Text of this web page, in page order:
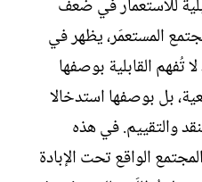
للاستعمار في ضعف
المستعمَر، يظهر في
القابلية بوصفها
بل بوصفها استدخالا
والتقييم. في هذه
الواقع تحت الإبادة